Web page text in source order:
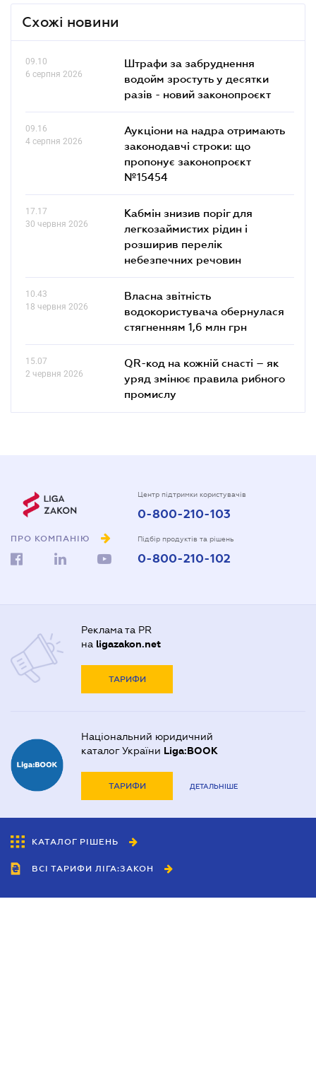
Схожі новини
09.10
6 серпня 2026
Штрафи за забруднення
водойм зростуть у десятки
разів - новий законопроєкт
09.16
4 серпня 2026
Аукціони на надра отримають
законодавчі строки: що
пропонує законопроєкт
№15454
17.17
30 червня 2026
Кабмін знизив поріг для
легкозаймистих рідин і
розширив перелік
небезпечних речовин
10.43
18 червня 2026
Власна звітність
водокористувача обернулася
стягненням 1,6 млн грн
15.07
2 червня 2026
QR-код на кожній снасті – як
уряд змінює правила рибного
промислу
ПРО КОМПАНІЮ
Центр підтримки користувачів
0-800-210-103
Підбір продуктів та рішень
0-800-210-102
Реклама та PR
на ligazakon.net
ТАРИФИ
Національний юридичний
каталог України Liga:BOOK
ТАРИФИ ДЕТАЛЬНІШЕ
КАТАЛОГ РІШЕНЬ
ВСІ ТАРИФИ ЛІГА:ЗАКОН